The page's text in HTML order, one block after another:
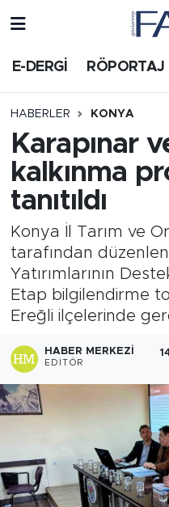
E-DERGİ RÖPORTAJ
HABERLER KONYA
Karapınar
kalkınma
tanıtıldı
Konya İl Tarım ve
tarafından
Yatırımlarının
Etap bilgilendirme
Ereğli ilçelerinde
HABER MERKEZI
EDITÖR
HABER
Nöbetçi Eczaneler
Trafik Durumu
Süper Lig Puan
Tüm Manşetler
Son Dakika
Haber Arşivi